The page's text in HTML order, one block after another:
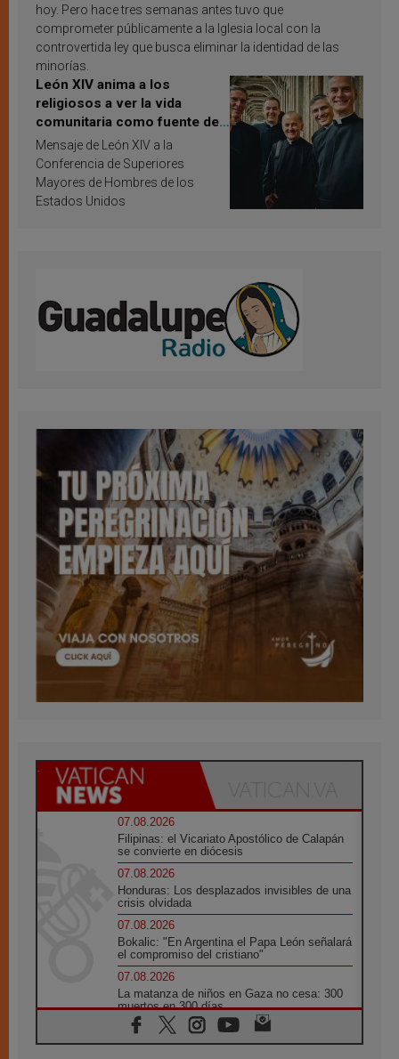
hoy. Pero hace tres semanas antes tuvo que
comprometer públicamente a la Iglesia local con la
controvertida ley que busca eliminar la identidad de las
minorías.
León XIV anima a los
religiosos a ver la vida
comunitaria como fuente de
inspiración y santificación
Mensaje de León XIV a la
Conferencia de Superiores
Mayores de Hombres de los
Estados Unidos
07.08.2026
Filipinas: el Vicariato Apostólico de Calapán
se convierte en diócesis
07.08.2026
Honduras: Los desplazados invisibles de una
crisis olvidada
07.08.2026
Bokalic: "En Argentina el Papa León señalará
el compromiso del cristiano"
07.08.2026
La matanza de niños en Gaza no cesa: 300
muertos en 300 días
07.08.2026
Tagle: La guerra desfigura el mundo, solo la